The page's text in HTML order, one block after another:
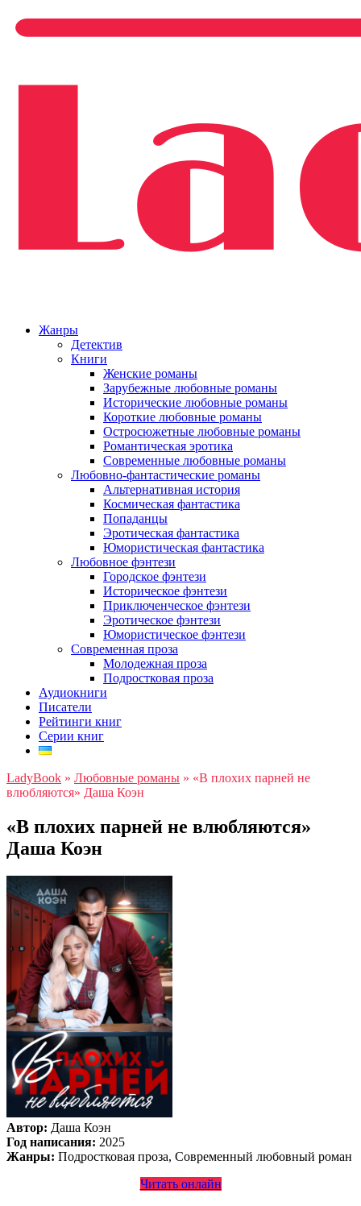
Жанры
Детектив
Книги
Женские романы
Зарубежные любовные романы
Исторические любовные романы
Короткие любовные романы
Остросюжетные любовные романы
Романтическая эротика
Современные любовные романы
Любовно-фантастические романы
Альтернативная история
Космическая фантастика
Попаданцы
Эротическая фантастика
Юмористическая фантастика
Любовное фэнтези
Городское фэнтези
Историческое фэнтези
Приключенческое фэнтези
Эротическое фэнтези
Юмористическое фэнтези
Современная проза
Молодежная проза
Подростковая проза
Аудиокниги
Писатели
Рейтинги книг
Серии книг
LadyBook » Любовные романы » «В плохих парней не
влюбляются» Даша Коэн
«В плохих парней не влюбляются»
Даша Коэн
Автор: Даша Коэн
Год написания: 2025
Жанры: Подростковая проза, Современный любовный роман
Читать онлайн